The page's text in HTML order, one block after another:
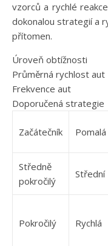
vzorců a rychlé
dokonalou strategií a
přítomen.
Úroveň obtížnosti
Průměrná rychlost aut
Frekvence aut
Doporučená strategie
Začátečník Pomalá
Středně
pokročilý
Střední
Pokročilý Rychlá